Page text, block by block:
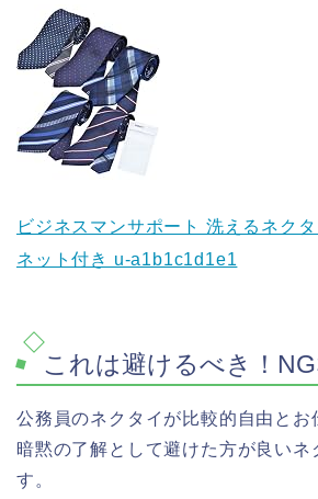
ビジネスマンサポート 洗えるネク
ネット付き u-a1b1c1d1e1
これは避けるべき！
公務員のネクタイが比較的自由とお
暗黙の了解として避けた方が良いネ
す。